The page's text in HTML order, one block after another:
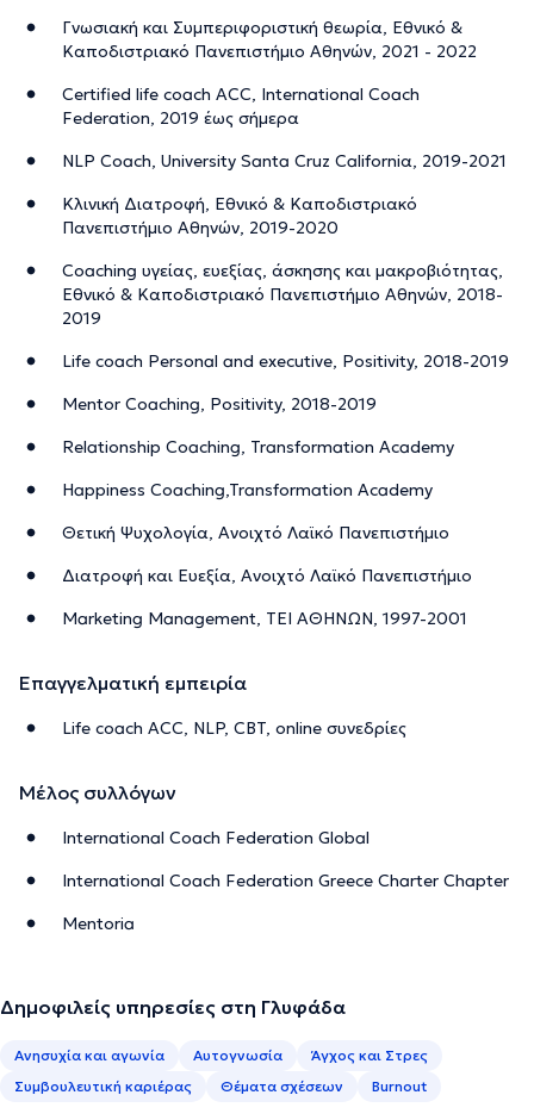
Γνωσιακή και Συμπεριφοριστική θεωρία, Εθνικό &
Καποδιστριακό Πανεπιστήμιο Αθηνών, 2021 - 2022
Certified life coach ACC, International Coach
Federation, 2019 έως σήμερα
NLP Coach, University Santa Cruz Californiα, 2019-2021
Kλινική Διατροφή, Εθνικό & Καποδιστριακό
Πανεπιστήμιο Αθηνών, 2019-2020
Coaching υγείας, ευεξίας, άσκησης και μακροβιότητας,
Εθνικό & Καποδιστριακό Πανεπιστήμιο Αθηνών, 2018-
2019
Life coach Personal and executive, Positivity, 2018-2019
Mentor Coaching, Positivity, 2018-2019
Relationship Coaching, Transformation Academy
Happiness Coaching,Transformation Academy
Θετική Ψυχολογία, Ανοιχτό Λαϊκό Πανεπιστήμιο
Διατροφή και Ευεξία, Ανοιχτό Λαϊκό Πανεπιστήμιο
Marketing Management, ΤΕΙ ΑΘΗΝΩΝ, 1997-2001
Επαγγελματική εμπειρία
Life coach ACC, NLP, CBT, online συνεδρίες
Μέλος συλλόγων
International Coach Federation Global
International Coach Federation Greece Charter Chapter
Mentoria
Δημοφιλείς υπηρεσίες στη Γλυφάδα
Ανησυχία και αγωνία Αυτογνωσία
Άγχος και Στρες
Συμβουλευτική καριέρας
Θέματα σχέσεων Burnout